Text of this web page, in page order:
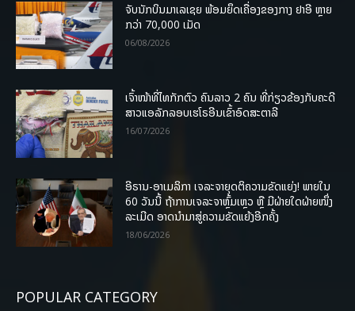
ຈັບນັກບິນມາເລເຊຍ ພ້ອມຍຶດເຄື່ອງຂອງກາງ ຢາອີ ຫຼາຍ
ກວ່າ 70,000 ເມັດ
06/08/2026
ເຈົ້າໜ້າທີ່ໄທກັກຕົວ ຄົນລາວ 2 ຄົນ ທີ່ກ່ຽວຂ້ອງກັບຄະດີ
ສາວແອລັກລອບເຮໂຣອີນເຂົ້າອົດສະຕາລີ
16/07/2026
ອີຣານ-ອາເມລິກາ ເຈລະຈາຍຸດຕິຄວາມຂັດແຍ່ງ! ພາຍໃນ
60 ວັນນີ້ ຖ້າການເຈລະຈາຫຼົ້ມເຫຼວ ຫຼື ມີຝ່າຍໃດຝ່າຍໜຶ່ງ
ລະເມີດ ອາດນໍາມາສູ່ຄວາມຂັດແຍ້ງອີກຄັ້ງ
18/06/2026
POPULAR CATEGORY